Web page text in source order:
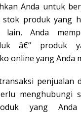
Anda untuk
produk yang
Anda
â€“ produk
online yang Anda
penjualan
menghubungi
yang